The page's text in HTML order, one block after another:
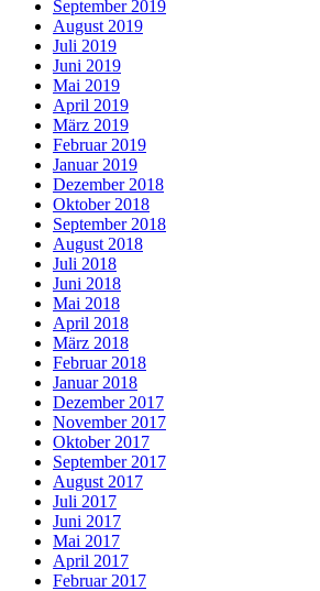
September 2019
August 2019
Juli 2019
Juni 2019
Mai 2019
April 2019
März 2019
Februar 2019
Januar 2019
Dezember 2018
Oktober 2018
September 2018
August 2018
Juli 2018
Juni 2018
Mai 2018
April 2018
März 2018
Februar 2018
Januar 2018
Dezember 2017
November 2017
Oktober 2017
September 2017
August 2017
Juli 2017
Juni 2017
Mai 2017
April 2017
Februar 2017